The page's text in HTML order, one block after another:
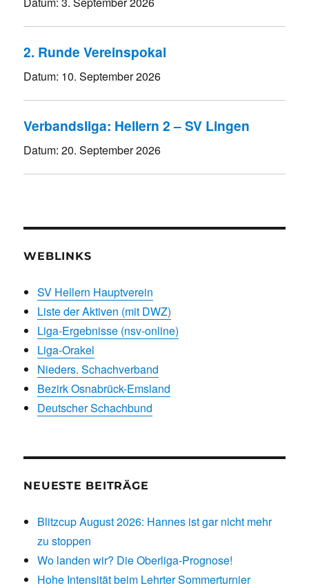
2. Runde Vereinspokal
Datum: 10. September 2026
Verbandsliga: Hellern 2 – SV Lingen
Datum:20. September 2026
WEBLINKS
SV Hellern Hauptverein
Liste der Aktiven (mit DWZ)
Liga-Ergebnisse (nsv-online)
Liga-Orakel
Nieders. Schachverband
Bezirk Osnabrück-Emsland
Deutscher Schachbund
NEUESTE BEITRÄGE
Blitzcup August 2026: Hannes ist gar nicht mehr
zu stoppen
Wo landen wir? Die Oberliga-Prognose!
Hohe Intensität beim Lehrter Sommerturnier